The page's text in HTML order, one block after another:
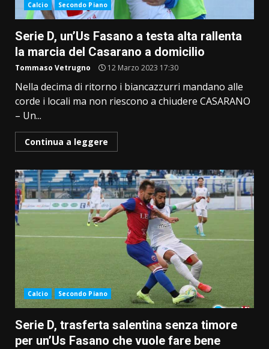
Calcio Secondo Piano
Serie D, un’Us Fasano a testa alta rallenta
la marcia del Casarano a domicilio
Tommaso Vetrugno 12 Marzo 2023 17:30
Nella decima di ritorno i biancazzurri mandano alle
corde i locali ma non riescono a chiudere CASARANO
– Un...
Continua a leggere
Calcio Secondo Piano
Serie D, trasferta salentina senza timore
per un’Us Fasano che vuole fare bene